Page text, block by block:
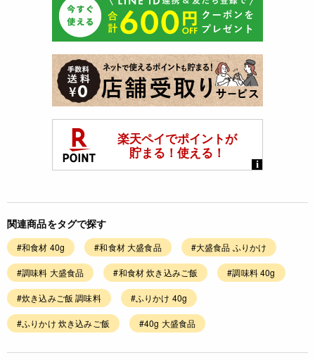
関連商品をタグで探す
#和食材 40g #和食材 大盛食品 #大盛食品 ふりかけ
#調味料 大盛食品 #和食材 炊き込みご飯 #調味料 40g
#炊き込みご飯 調味料 #ふりかけ 40g
#ふりかけ 炊き込みご飯 #40g 大盛食品